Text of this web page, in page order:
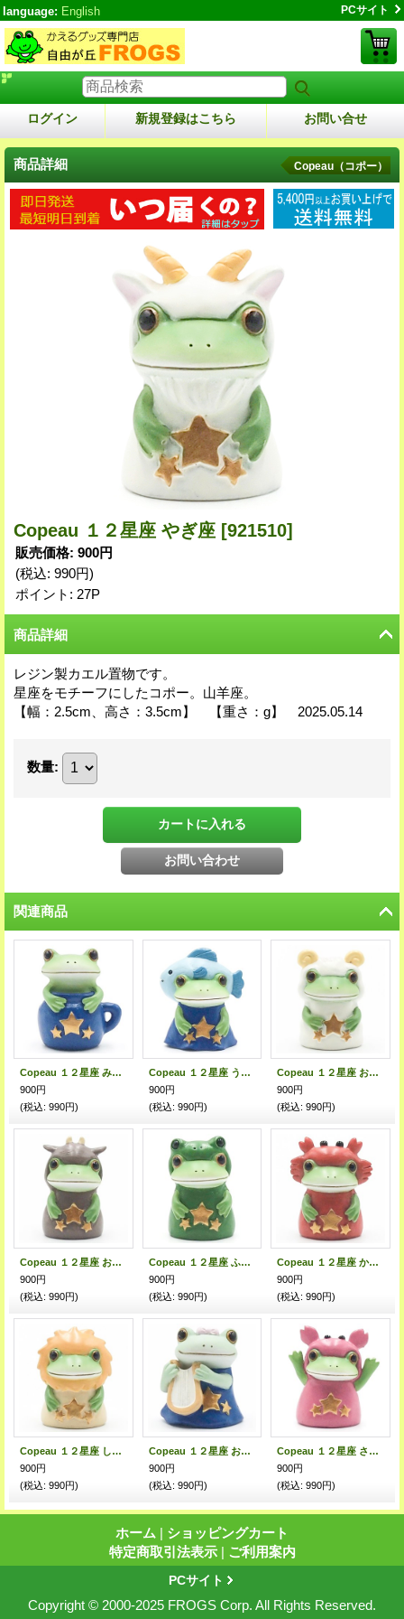
language: English PCサイト
ログイン 新規登録はこちら お問い合せ
商品詳細 Copeau（コポー）
Copeau １２星座 やぎ座 [921510]
販売価格: 900円
(税込: 990円)
ポイント: 27P
商品詳細
レジン製カエル置物です。
星座をモチーフにしたコポー。山羊座。
【幅：2.5cm、高さ：3.5cm】 【重さ：g】 2025.05.14
数量:
関連商品
Copeau １２星座 みずがめ座
900円
(税込: 990円)
Copeau １２星座 うお座
900円
(税込: 990円)
Copeau １２星座 おひつじ座
900円
(税込: 990円)
Copeau １２星座 おうし座
900円
(税込: 990円)
Copeau １２星座 ふたご座
900円
(税込: 990円)
Copeau １２星座 かに座
900円
(税込: 990円)
Copeau １２星座 しし座
900円
(税込: 990円)
Copeau １２星座 おとめ座
900円
(税込: 990円)
Copeau １２星座 さそり座
900円
(税込: 990円)
ホーム | ショッピングカート
特定商取引法表示 | ご利用案内
PCサイト
Copyright © 2000-2025 FROGS Corp. All Rights Reserved.